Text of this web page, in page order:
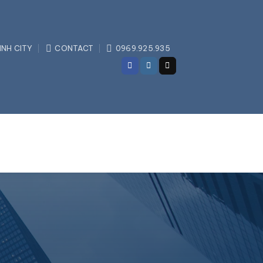
CITY CONTACT 0969.925.935